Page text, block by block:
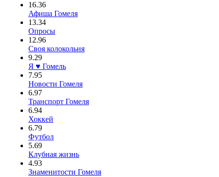
16.36
Афиша Гомеля
13.34
Опросы
12.96
Своя колокольня
9.29
Я ♥ Гомель
7.95
Новости Гомеля
6.97
Транспорт Гомеля
6.94
Хоккей
6.79
Футбол
5.69
Клубная жизнь
4.93
Знаменитости Гомеля